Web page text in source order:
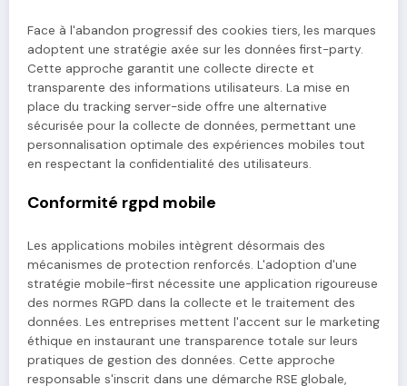
Face à l'abandon progressif des cookies tiers, les marques
adoptent une stratégie axée sur les données first-party.
Cette approche garantit une collecte directe et
transparente des informations utilisateurs. La mise en
place du tracking server-side offre une alternative
sécurisée pour la collecte de données, permettant une
personnalisation optimale des expériences mobiles tout
en respectant la confidentialité des utilisateurs.
Conformité rgpd mobile
Les applications mobiles intègrent désormais des
mécanismes de protection renforcés. L'adoption d'une
stratégie mobile-first nécessite une application rigoureuse
des normes RGPD dans la collecte et le traitement des
données. Les entreprises mettent l'accent sur le marketing
éthique en instaurant une transparence totale sur leurs
pratiques de gestion des données. Cette approche
responsable s'inscrit dans une démarche RSE globale,